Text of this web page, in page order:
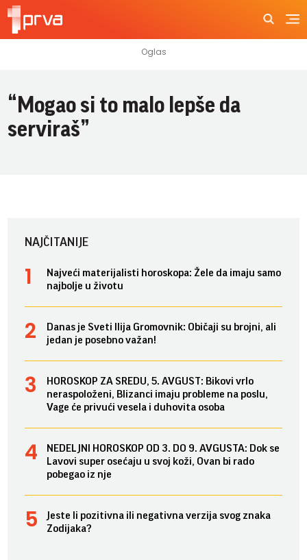
“Mogao si to malo lepše da
serviraš”
NAJČITANIJE
Najveći materijalisti horoskopa: Žele da imaju samo
najbolje u životu
Danas je Sveti Ilija Gromovnik: Običaji su brojni, ali
jedan je posebno važan!
HOROSKOP ZA SREDU, 5. AVGUST: Bikovi vrlo
neraspoloženi, Blizanci imaju probleme na poslu,
Vage će privući vesela i duhovita osoba
NEDELJNI HOROSKOP OD 3. DO 9. AVGUSTA: Dok se
Lavovi super osećaju u svoj koži, Ovan bi rado
pobegao iz nje
Jeste li pozitivna ili negativna verzija svog znaka
Zodijaka?